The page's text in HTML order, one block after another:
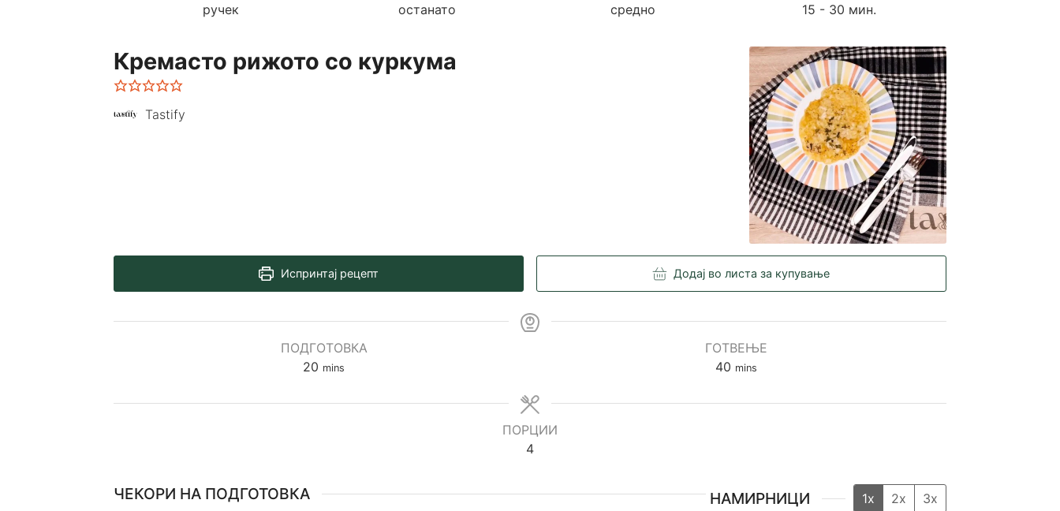
ручек
останато
средно
15 - 30 мин.
Кремасто рижото со куркума
Tastify
Испринтај рецепт Додај во листа за купување
ПОДГОТОВКА
20 minutes
mins
ГОТВЕЊЕ
40minutes
mins
ПОРЦИИ
4
ЧЕКОРИ НА ПОДГОТОВКА НАМИРНИЦИ 1x 2x
3x